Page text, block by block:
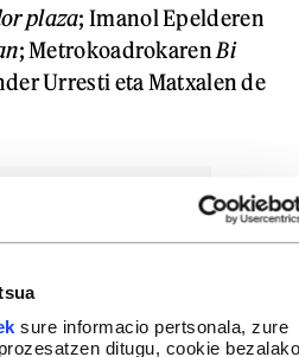
sure informacio pertsonala, zure
ditugu, cookie bezalako
plaza; Imanol Epelderen
; Metrokoadrokaren Bi
Urresti eta Matxalen de